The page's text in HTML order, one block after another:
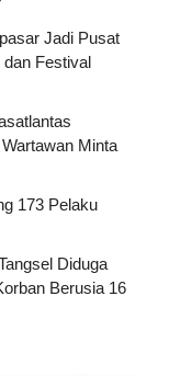
Jadi Pusat
dan Festival
Minta
173 Pelaku
Diduga
Berusia 16